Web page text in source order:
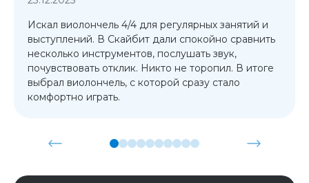
Искал виолончель 4/4 для регулярных занятий и
выступлений. В Скайбит дали спокойно сравнить
несколько инструментов, послушать звук,
почувствовать отклик. Никто не торопил. В итоге
выбрал виолончель, с которой сразу стало
комфортно играть.